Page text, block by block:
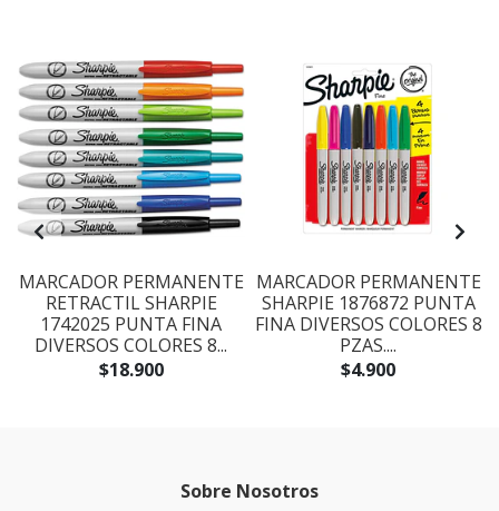
MARCADOR PERMANENTE
RETRACTIL SHARPIE
1742025 PUNTA FINA
DIVERSOS COLORES 8...
$18.900
MARCADOR PERMANENTE
SHARPIE 1876872 PUNTA
FINA DIVERSOS COLORES 8
PZAS....
$4.900
Sobre Nosotros